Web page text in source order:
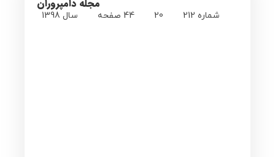
مجله دامپروران
شماره 212 20 44 صفحه سال 1398